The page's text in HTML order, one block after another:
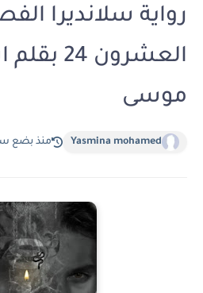
رواية سلانديرا
العشرون
موسى
Yasmina mohamed منذ بضع